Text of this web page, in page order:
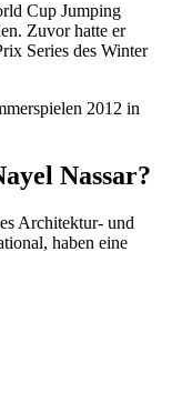
Cup Jumping
Zuvor hatte er
Series des Winter
2012 in
Nassar?
Architektur- und
haben eine